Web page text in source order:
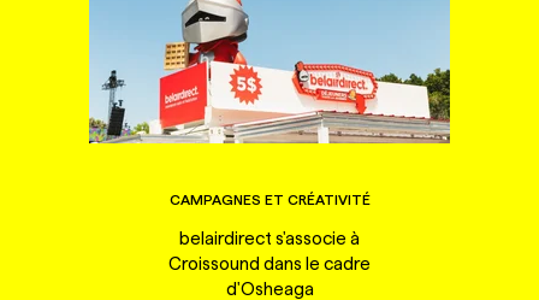
CAMPAGNES ET CRÉATIVITÉ
belairdirect s'associe à
Croissound dans le cadre
d'Osheaga